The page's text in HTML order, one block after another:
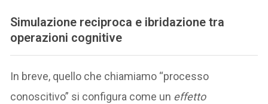
Simulazione reciproca e ibridazione tra
operazioni cognitive
In breve, quello che chiamiamo “processo
conoscitivo” si configura come un effetto